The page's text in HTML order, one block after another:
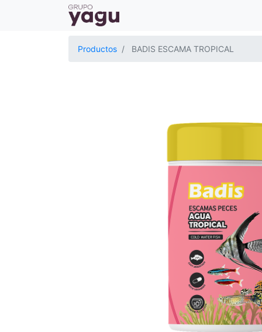
Productos BADIS ESCAMA TROPICAL